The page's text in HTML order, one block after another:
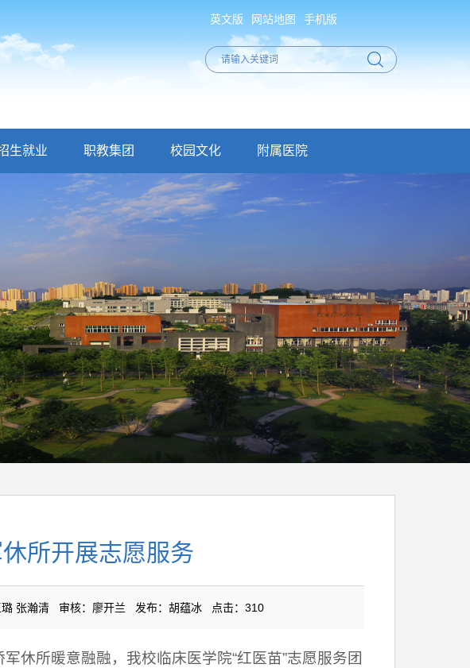
英文版 网站地图 手机版
生就业 职教集团 校园文化 附属医院
所开展志愿服务
张瀚清 审核：廖开兰 发布：胡蕴冰 点击： 310
休所暖意融融，我校临床医学院“红医苗”志愿服务团